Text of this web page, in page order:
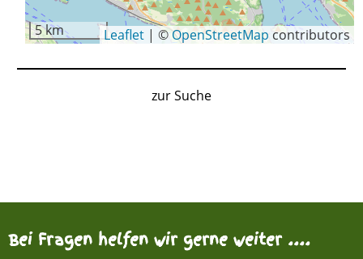
5 km Leaflet | ©OpenStreetMap contributors
zur Suche
Bei Fragen helfen wir gerne weiter ....